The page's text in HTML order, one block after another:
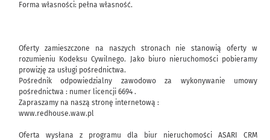
Forma własności: pełna własność.
Oferty zamieszczone na naszych stronach nie stanowią oferty w
rozumieniu Kodeksu Cywilnego. Jako biuro nieruchomości pobieramy
prowizję za usługi pośrednictwa.
Pośrednik odpowiedzialny zawodowo za wykonywanie umowy
pośrednictwa : numer licencji 6694 .
Zapraszamy na naszą stronę internetową :
www.redhouse.waw.pl
Oferta wysłana z programu dla biur nieruchomości ASARI CRM